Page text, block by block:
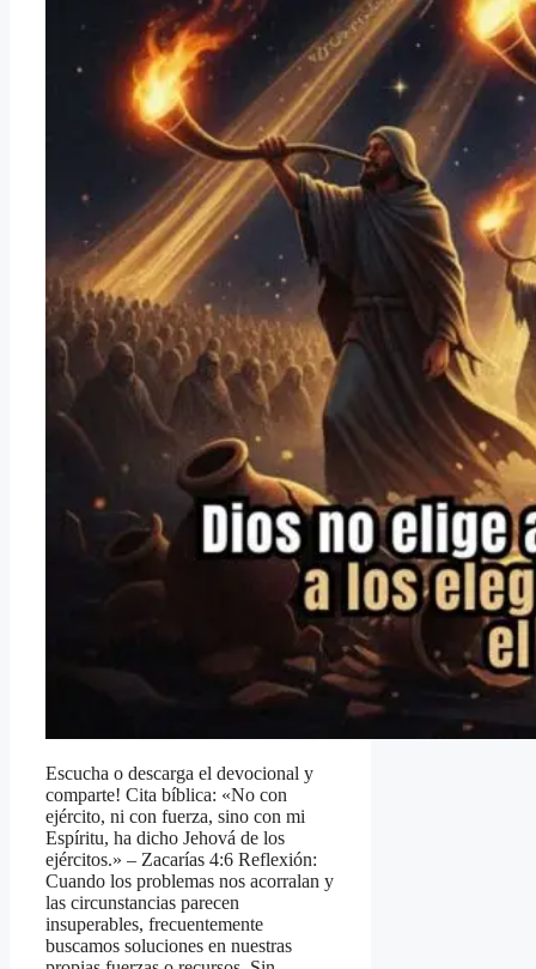
Escucha o descarga el devocional y
comparte! Cita bíblica: «No con
ejército, ni con fuerza, sino con mi
Espíritu, ha dicho Jehová de los
ejércitos.» – Zacarías 4:6 Reflexión:
Cuando los problemas nos acorralan y
las circunstancias parecen
insuperables, frecuentemente
buscamos soluciones en nuestras